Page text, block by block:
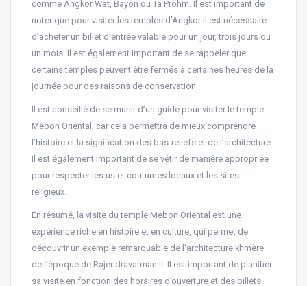
comme Angkor Wat, Bayon ou Ta Prohm. Il est important de
noter que pour visiter les temples d’Angkor il est nécessaire
d’acheter un billet d’entrée valable pour un jour, trois jours ou
un mois. Il est également important de se rappeler que
certains temples peuvent être fermés à certaines heures de la
journée pour des raisons de conservation.
Il est conseillé de se munir d’un guide pour visiter le temple
Mebon Oriental, car cela permettra de mieux comprendre
l’histoire et la signification des bas-reliefs et de l’architecture.
Il est également important de se vêtir de manière appropriée
pour respecter les us et coutumes locaux et les sites
religieux.
En résumé, la visite du temple Mebon Oriental est une
expérience riche en histoire et en culture, qui permet de
découvrir un exemple remarquable de l’architecture khmère
de l’époque de Rajendravarman II. Il est important de planifier
sa visite en fonction des horaires d’ouverture et des billets